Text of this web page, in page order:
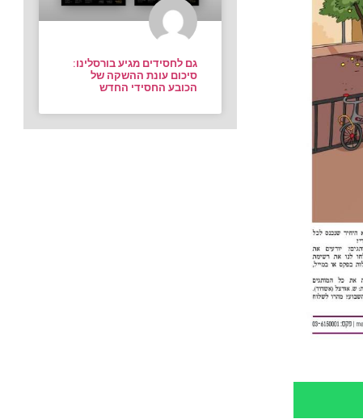
גם לחסידים מגיע בורסלינו:
סיכום עונת ההשקה של
הכובע החסידי החדש